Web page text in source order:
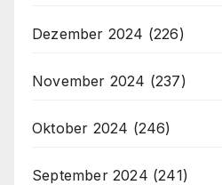
Dezember 2024 (226)
November 2024 (237)
Oktober 2024 (246)
September 2024 (241)